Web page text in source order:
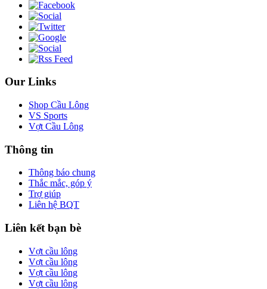
Our Links
Shop Cầu Lông
VS Sports
Vợt Cầu Lông
Thông tin
Thông báo chung
Thắc mắc, góp ý
Trợ giúp
Liên hệ BQT
Liên kết bạn bè
Vợt cầu lông
Vợt cầu lông
Vợt cầu lông
Vợt cầu lông